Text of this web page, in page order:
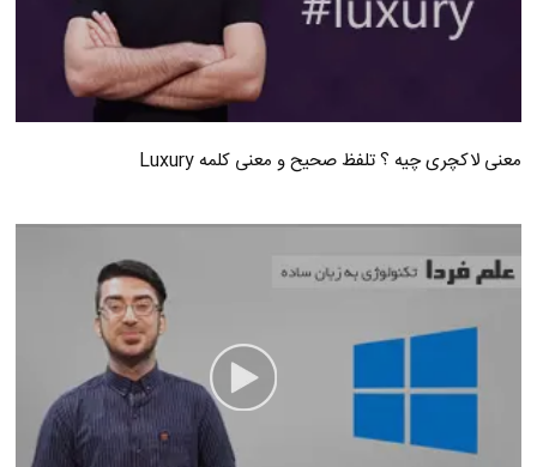
معنی لاکچری چیه ؟ تلفظ صحیح و معنی کلمه Luxury